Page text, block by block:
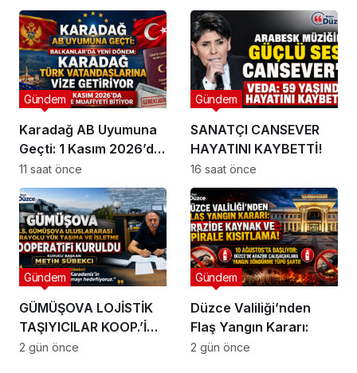
KÖRDÜĞÜMÜ:
MUHATAP BULAMIYOR!
Karadağ AB Uyumuna
Geçti: 1 Kasım 2026’da
Vize Muafiyeti Bitiyor !
Gündem
11 saat önce
SANATÇI CANSEVER
HAYATINI KAYBETTİ!
Gündem
16 saat önce
GÜMÜŞOVA LOJİSTİK
TAŞIYICILAR KOOP.’İ
KURULDU !
Gündem
2 gün önce
Düzce Valiliği’nden
Flaş Yangın Kararı:
Gündem
2 gün önce